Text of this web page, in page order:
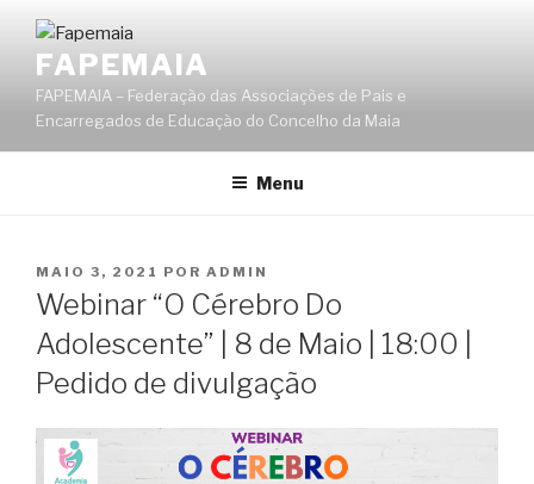
conteúdo
FAPEMAIA
FAPEMAIA – Federação das Associações de Pais e
Encarregados de Educação do Concelho da Maia
Menu
PUBLICADO
EM
MAIO 3, 2021 POR ADMIN
Webinar “O Cérebro Do
Adolescente” | 8 de Maio | 18:00 |
Pedido de divulgação